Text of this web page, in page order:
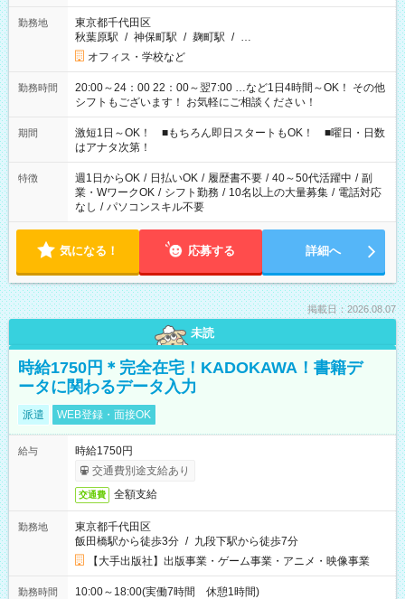
勤務地
東京都千代田区
秋葉原駅 / 神保町駅 / 麹町駅 / …
オフィス・学校など
勤務時間
20:00～24：00 22：00～翌7:00 …など1日4時間～OK！ その他
シフトもございます！ お気軽にご相談ください！
期間
激短1日～OK！ ■もちろん即日スタートもOK！ ■曜日・日数
はアナタ次第！
特徴 週1日からOK / 日払いOK / 履歴書不要 / 40～50代活躍中 / 副
業・WワークOK / シフト勤務 / 10名以上の大量募集 / 電話対応
なし / パソコンスキル不要
気になる！ 応募する 詳細へ
掲載日：2026.08.07
未読
時給1750円＊完全在宅！KADOKAWA！書籍デ
ータに関わるデータ入力
派遣 WEB登録・面接OK
給与
時給1750円
交通費別途支給あり
交通費 全額支給
勤務地
東京都千代田区
飯田橋駅から徒歩3分 / 九段下駅から徒歩7分
【大手出版社】出版事業・ゲーム事業・アニメ・映像事業
勤務時間 10:00～18:00(実働7時間 休憩1時間)